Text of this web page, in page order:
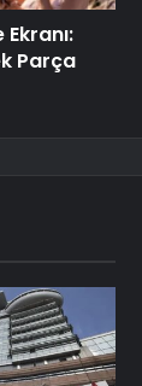
Parça